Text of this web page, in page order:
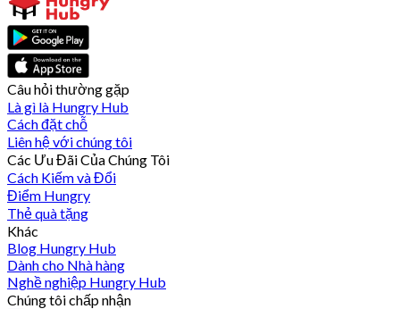
Câu hỏi thường gặp
Là gì là Hungry Hub
Cách đặt chỗ
Liên hệ với chúng tôi
Các Ưu Đãi Của Chúng Tôi
Cách Kiếm và Đổi
Điểm Hungry
Thẻ quà tặng
Khác
Blog Hungry Hub
Dành cho Nhà hàng
Nghề nghiệp Hungry Hub
Chúng tôi chấp nhận